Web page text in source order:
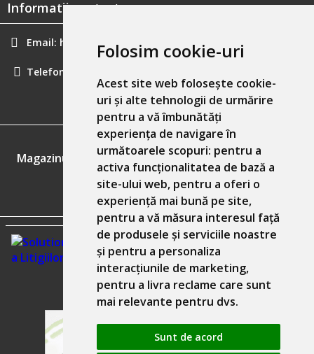
Folosim cookie-uri
Acest site web folosește cookie-
uri și alte tehnologii de urmărire
pentru a vă îmbunătăți
experiența de navigare în
următoarele scopuri: pentru a
activa funcționalitatea de bază a
site-ului web, pentru a oferi o
experiență mai bună pe site,
pentru a vă măsura interesul față
de produsele și serviciile noastre
și pentru a personaliza
interacțiunile de marketing,
pentru a livra reclame care sunt
mai relevante pentru dvs.
Sunt de acord
Informatii contact:
Email: hainecomode@gmail.com
Telefon:
GDPR
Magazinul nostru respecta 100% prevederile GDPR.
Informatiile mele personale